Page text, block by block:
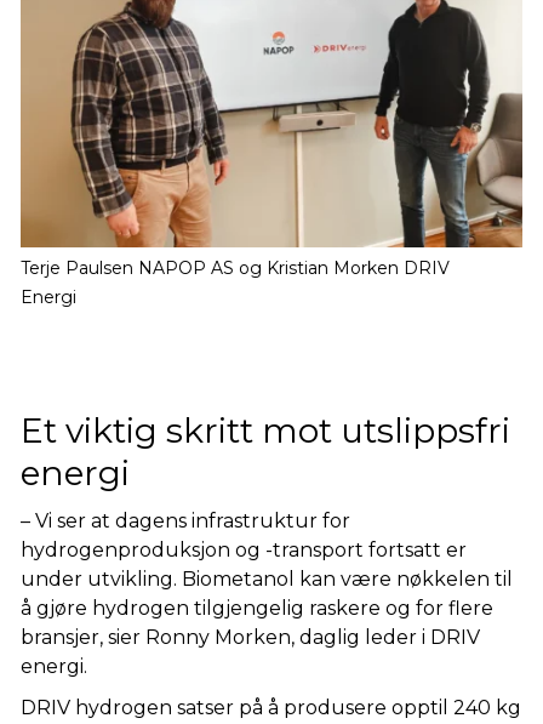
Terje Paulsen NAPOP AS og Kristian Morken DRIV
Energi
Et viktig skritt mot utslippsfri
energi
– Vi ser at dagens infrastruktur for
hydrogenproduksjon og -transport fortsatt er
under utvikling. Biometanol kan være nøkkelen til
å gjøre hydrogen tilgjengelig raskere og for flere
bransjer, sier Ronny Morken, daglig leder i DRIV
energi.
DRIV hydrogen satser på å produsere opptil 240 kg